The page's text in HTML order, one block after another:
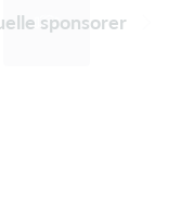
sponsorer